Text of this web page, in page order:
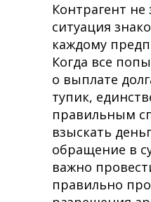
Контрагент не
ситуация
каждому
Когда все
о выплате
тупик,
правильным
взыскать
обращение в
важно
правильно